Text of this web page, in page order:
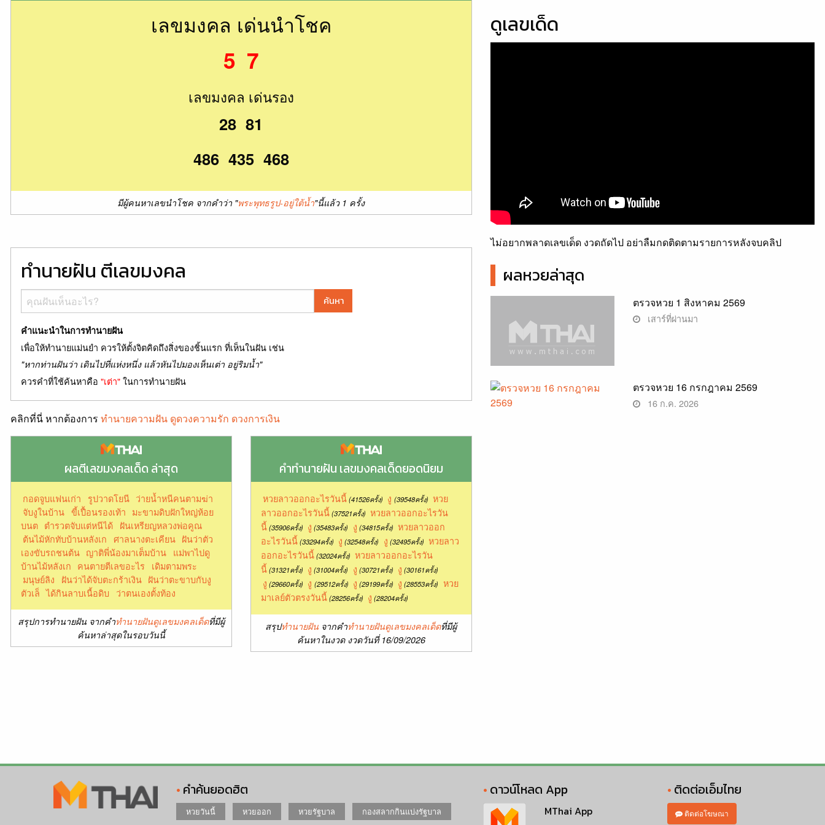
เลขมงคล เด่นนำโชค
5 7
เลขมงคล เด่นรอง
28 81
486 435 468
มีผู้คนหาเลขนำโชค จากคำว่า "พระพุทธรูป-อยู่ใต้น้ำ"นี้แล้ว 1 ครั้ง
ทำนายฝัน ตีเลขมงคล
ค้นหา
คำแนะนำในการทำนายฝัน
เพื่อให้ทำนายแม่นยำ ควรให้ตั้งจิตคิดถึงสิ่งของชิ้นแรก ที่เห็นในฝัน เช่น
"หากท่านฝันว่า เดินไปที่แห่งหนึ่ง แล้วหันไปมองเห็นเต่า อยู่ริมน้ำ"
ควรคำที่ใช้ค้นหาคือ "เต่า"ในการทำนายฝัน
คลิกที่นี่ หากต้องการ ทำนายความฝัน ดูดวงความรัก ดวงการเงิน
ผลตีเลขมงคลเด็ด ล่าสุด
กอดจูบแฟนเก่า รูปวาดโยนี ว่ายน้ำหนีคนตามฆ่า
จับงูในบ้าน ขี้เปื้อนรองเท้า มะขามดิบฝักใหญ่ห้อย
บนต ตำรวตจับแต่หนีได้ ฝันเหรียญหลวงพ่อคูณ
ต้นไม้หักทับบ้านหลังเก ศาลนางตะเคียน ฝันว่าตัว
เองขับรถชนต้น ญาติพี่น้องมาเต็มบ้าน แม่พาไปดู
บ้านไม้หลังเก คนตายตีเลขอะไร เดิมตามพระ
มนุษย์ลิง
ฝันว่าได้จับตะกร้าเงิน ฝันว่าตะขาบกับงู
ตัวเล็ ได้กินลาบเนื้อดิบ ว่าตนเองตั้งท้อง
สรุปการทำนายฝัน จากคำทำนายฝันดูเลขมงคลเด็ดที่มีผู้
ค้นหาล่าสุดในรอบวันนี้
คำทำนายฝัน เลขมงคลเด็ดยอดนิยม
หวยลาวออกอะไรวันนี้ (41526ครั้ง) งู (39548ครั้ง) หวย
ลาวออกอะไรวันนี้(37521ครั้ง) หวยลาวออกอะไรวัน
นี้(35906ครั้ง) งู (35483ครั้ง) งู (34815ครั้ง) หวยลาวออก
อะไรวันนี้(33294ครั้ง) งู (32548ครั้ง) งู (32495ครั้ง) หวยลาว
ออกอะไรวันนี้(32024ครั้ง) หวยลาวออกอะไรวัน
นี้(31321ครั้ง) งู (31004ครั้ง) งู (30721ครั้ง) งู (30161ครั้ง)
งู (29660ครั้ง) งู (29512ครั้ง) งู (29199ครั้ง) งู (28553ครั้ง) หวย
มาเลย์ตัวตรงวันนี้(28256ครั้ง) งู (28204ครั้ง)
สรุปทำนายฝัน จากคำทำนายฝันดูเลขมงคลเด็ดที่มีผู้
ค้นหาในงวด งวดวันที่ 16/09/2026
ดูเลขเด็ด
ไม่อยากพลาดเลขเด็ด งวดถัดไป อย่าลืมกดติดตามรายการหลังจบคลิป
ผลหวยล่าสุด
ตรวจหวย 1 สิงหาคม 2569
เสาร์ที่ผ่านมา
ตรวจหวย 16 กรกฎาคม 2569
16 ก.ค. 2026
คำค้นยอดฮิต
หวยวันนี้ หวยออก หวยรัฐบาล กองสลากกินแบ่งรัฐบาล
ดาวน์โหลด App
MThai App
ติดต่อเอ็มไทย
ติดต่อโฆษณา